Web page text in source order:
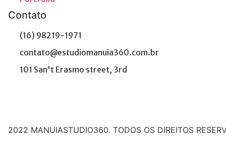
Contato
(16) 98219-1971
contato@estudiomanuia360.com.br
101 San't Erasmo street, 3rd
2022 MANUIASTUDIO360. TODOS OS DIREITOS